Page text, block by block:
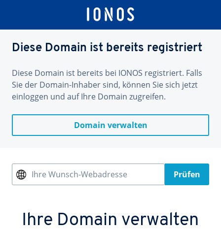
Diese Domain ist bereits registriert
Diese Domain ist bereits bei IONOS registriert. Falls
Sie der Domain-Inhaber sind, können Sie sich jetzt
einloggen und auf Ihre Domain zugreifen.
Domain verwalten
Ihre Wunsch-Webadresse Prüfen
Ihre Domain verwalten